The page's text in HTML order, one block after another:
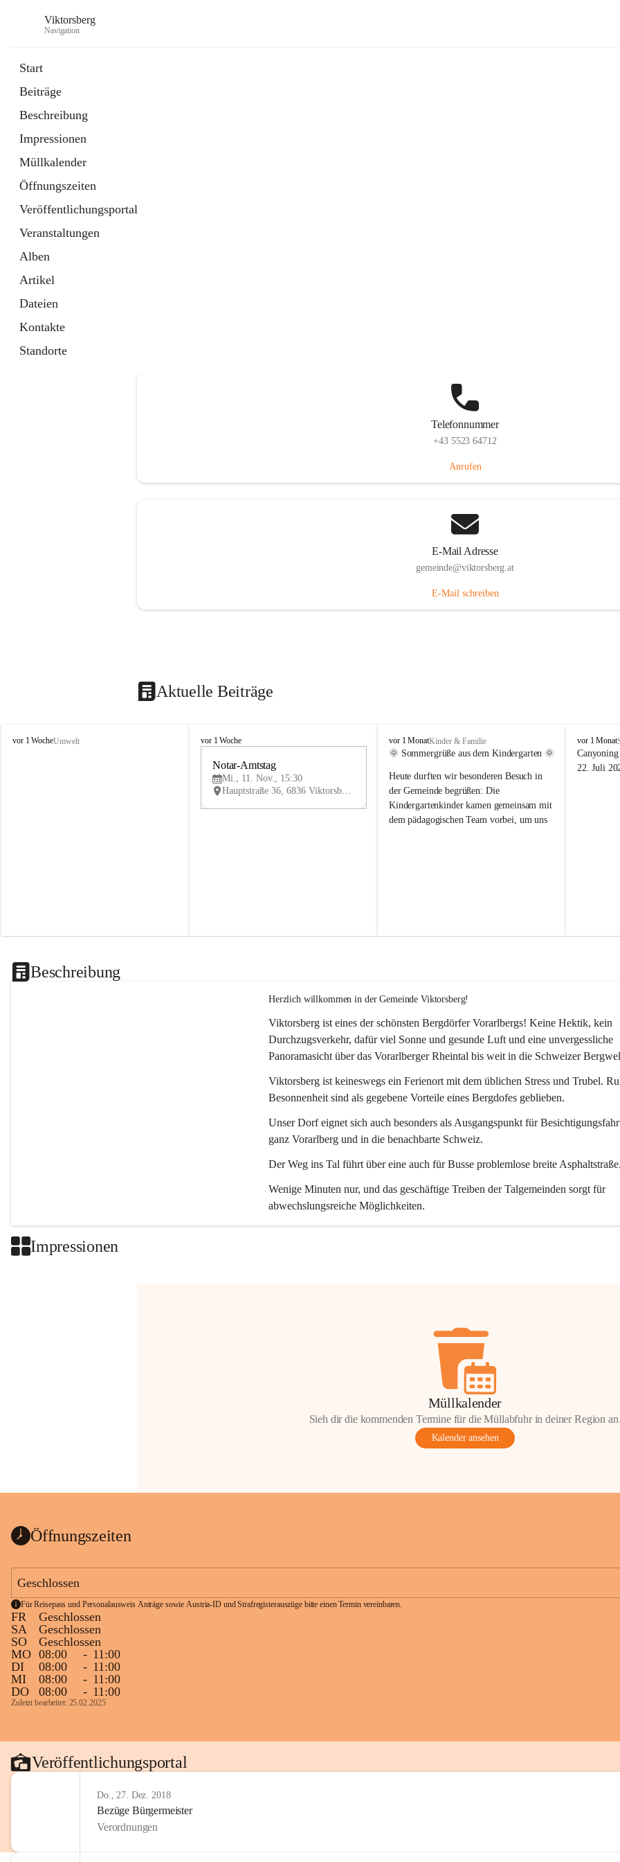
Viktorsberg
Navigation
Start
Beiträge
Beschreibung
Impressionen
Müllkalender
Öffnungszeiten
Veröffentlichungsportal
Veranstaltungen
Alben
Artikel
Dateien
Kontakte
Standorte
Telefonnummer
+43 5523 64712
Anrufen
E-Mail Adresse
gemeinde@viktorsberg.at
E-Mail schreiben
Aktuelle Beiträge
V
vor 1 WocheUmwelt
V
vor 1 Woche
V
Notar-Amtstag
Mi., 11. Nov., 15:30
Hauptstraße 36, 6836 Viktorsberg, AUT
V
i
t
o
r
s
vor 1 MonatKinder & Familie
🌞 Sommergrüße aus dem Kindergarten 🌞
Heute durften wir besonderen Besuch in
der Gemeinde begrüßen: Die
Kindergartenkinder kamen gemeinsam mit
dem pädagogischen Team vorbei, um uns
V
i
k
vor 1 Monat
22. Juli
Beschreibung
Herzlich willkommen in der Gemeinde Viktorsberg!
Viktorsberg ist eines der schönsten Bergdörfer Vorarlbergs! Keine Hektik, kein
Durchzugsverkehr, dafür viel Sonne und gesunde Luft und eine unvergessliche
Panoramasicht über das Vorarlberger Rheintal bis weit in die Schweizer
Viktorsberg ist keineswegs ein Ferienort mit dem üblichen Stress und Trubel.
Besonnenheit sind als gegebene Vorteile eines Bergdofes geblieben.
Unser Dorf eignet sich auch besonders als Ausgangspunkt für
ganz Vorarlberg und in die benachbarte Schweiz.
Der Weg ins Tal führt über eine auch für Busse problemlose breite
Wenige Minuten nur, und das geschäftige Treiben der Talgemeinden sorgt für
abwechslungsreiche Möglichkeiten.
Impressionen
Müllkalender
Sieh dir die kommenden Termine für die Müllabfuhr in deiner Region
Kalender ansehen
Öffnungszeiten
Geschlossen
Für Reisepass und Personalausweis Anträge sowie Austria-ID und Strafregisterauszüge bitte einen Termin vereinbaren.
FR
Geschlossen
SA
Geschlossen
SO
Geschlossen
MO 08:00 - 11:00
DI
08:00 - 11:00
MI
08:00 - 11:00
DO
08:00 - 11:00
Zuletzt bearbeitet: 25.02.2025
Veröffentlichungsportal
Do., 27. Dez. 2018
Bezüge Bürgermeister
Verordnungen